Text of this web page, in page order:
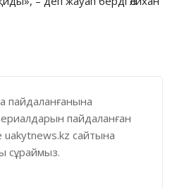
пайдаланғанына
пайдаланған
uakytnews.kz сайтына
сұраймыз.